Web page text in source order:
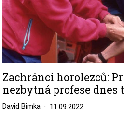
Zachránci horolezců:
nezbytná profese dnes
David Bimka 11.09.2022